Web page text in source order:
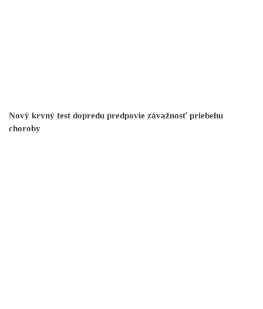
Nový krvný test dopredu predpovie závažnosť priebehu
choroby